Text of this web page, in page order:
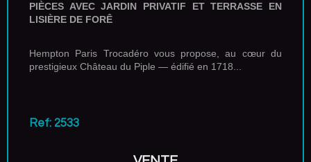
PIÈCES AVEC JARDIN PRIVATIF ET TERRASSE EN
LISIÈRE DE FORÊ
Hempton Paris Trocadéro vous propose, au cœur du
prestigieux Château du Piple — édifié en 1718...
Ref: 2533